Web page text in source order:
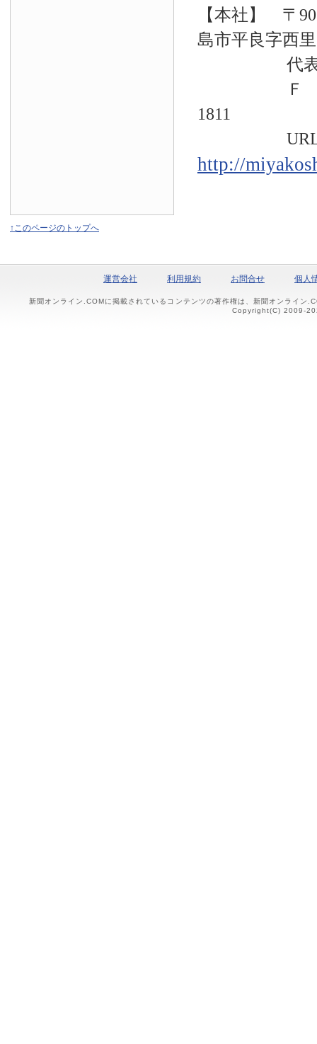
【本社】 〒
島市平良字西
代表電話
Ｆ Ａ
1811
URL
http://
↑このページのトップへ
運営会社 利用規約 お問合せ 個人
新聞オンライン.COMに掲載されているコンテンツの著作権は、新聞オンライン
Copyright(C) 2009-